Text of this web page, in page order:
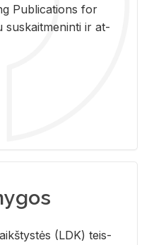
Pub­li­ca­tions for
su­skait­me­nin­ti ir at­
(LDK) teis­